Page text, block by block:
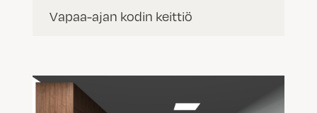
Vapaa-ajan kodin keittiö